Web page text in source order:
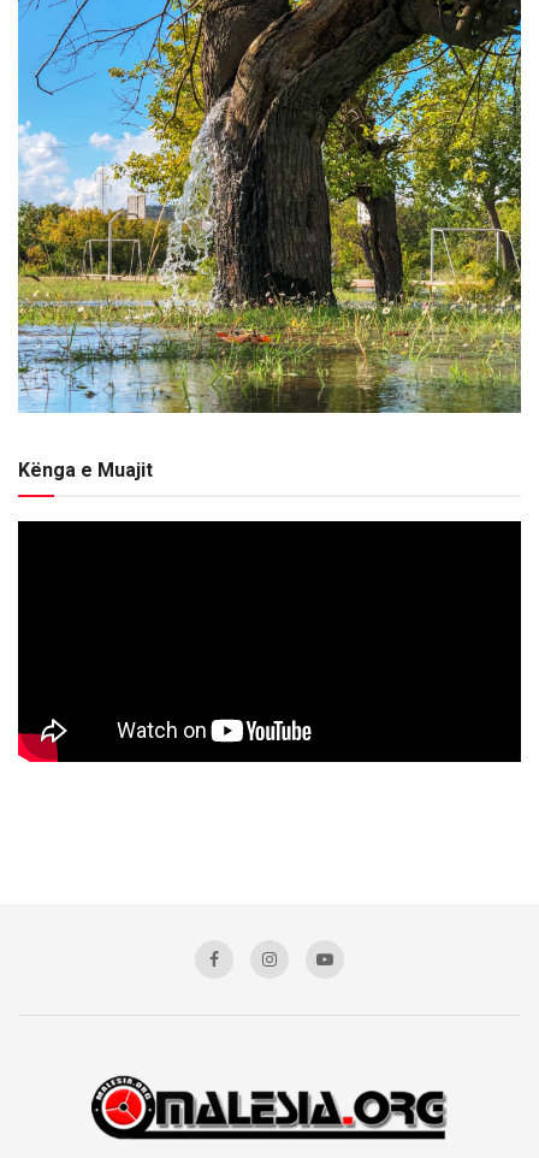
Kënga e Muajit